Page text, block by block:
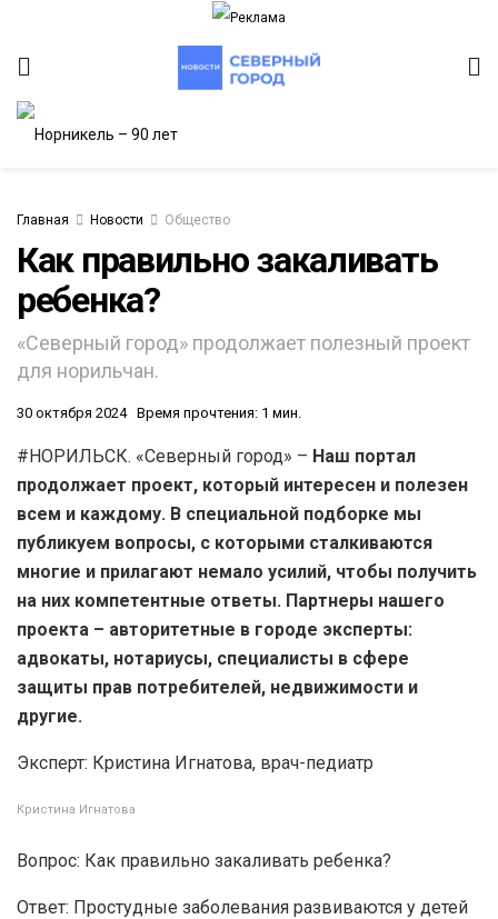
Главная Новости Общество
Как правильно закаливать
ребенка?
«Северный город» продолжает полезный проект
для норильчан.
30 октября 2024 Время прочтения: 1 мин.
#НОРИЛЬСК. «Северный город» – Наш портал
продолжает проект, который интересен и полезен
всем и каждому. В специальной подборке мы
публикуем вопросы, с которыми сталкиваются
многие и прилагают немало усилий, чтобы получить
на них компетентные ответы. Партнеры нашего
проекта – авторитетные в городе эксперты:
адвокаты, нотариусы, специалисты в сфере
защиты прав потребителей, недвижимости и
другие.
Эксперт: Кристина Игнатова, врач-педиатр
Кристина Игнатова
Вопрос: Как правильно закаливать ребенка?
Ответ: Простудные заболевания развиваются у детей